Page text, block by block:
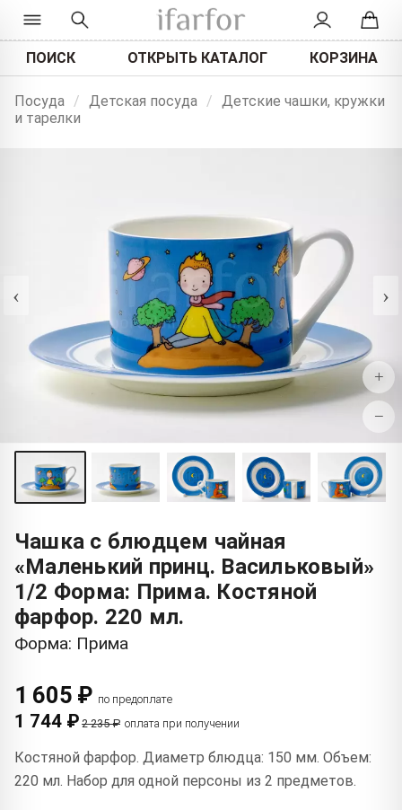
ПОИСК ОТКРЫТЬ КАТАЛОГ КОРЗИНА
Посуда / Детская посуда / Детские чашки, кружки
и тарелки
‹ ›
+
−
Чашка с блюдцем чайная
«Маленький принц. Васильковый»
1/2 Форма: Прима. Костяной
фарфор. 220 мл.
Форма: Прима
1 605 ₽ по предоплате
1 744 ₽ 2 235 ₽ оплата при получении
Костяной фарфор. Диаметр блюдца: 150 мм. Объем:
220 мл. Набор для одной персоны из 2 предметов.